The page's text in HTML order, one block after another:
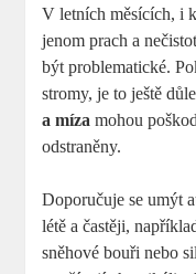
V letních měsících, i
jenom prach a
být problematické.
stromy, je to ještě
a míza mohou
odstraněny.
Doporučuje se umýt
létě a častěji,
sněhové bouři nebo